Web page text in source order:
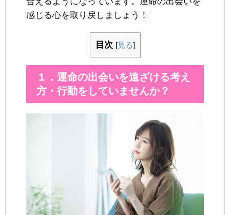
感じる心を取り戻しましょう！
目次 [見る]
１．運命の出会いを遠ざける考え
方・行動をしていませんか？